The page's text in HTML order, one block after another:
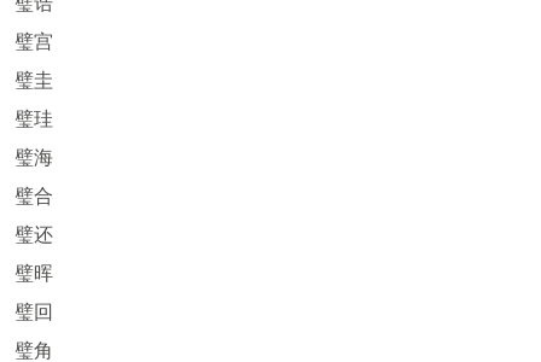
璧宫
璧圭
璧珪
璧海
璧合
璧还
璧晖
璧回
璧角